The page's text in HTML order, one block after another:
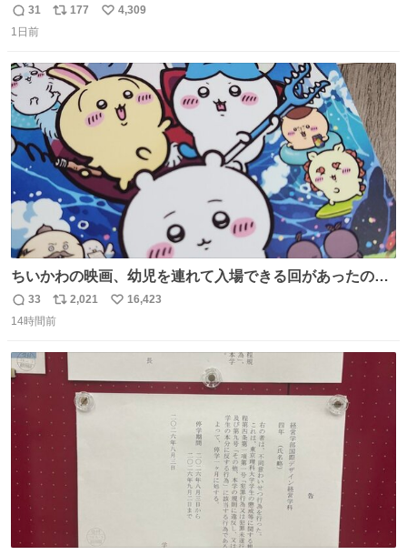
ール価格になってる🖤✨レザーなのが反則級にかわいい。
持ってるだけでコーデが格上げされる。
返
信
31
リ
ト
数
177
い
数
4,309
1日前
ちいかわの映画、幼児を連れて入場できる回があったので
子どもを連れて観てきたんですけど、セイレーンの登場シ
ーンで場内のベビーが一斉に泣き出してたのがとてもよい
返
信
33
リ
ポ
数
2,021
い
16,423
14時間前